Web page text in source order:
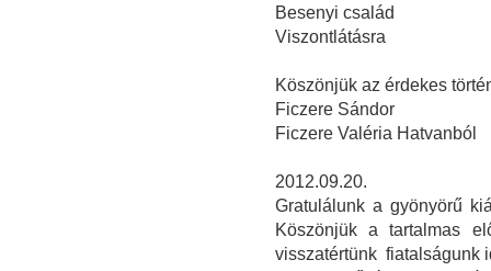
Besenyi család
Viszontlátásra
Köszönjük az érdekes
Ficzere Sándor
Ficzere Valéria Hatvanból
2012.09.20.
Gratulálunk a gyönyörű
Köszönjük a tartalmas
visszatértünk fiatalságunk